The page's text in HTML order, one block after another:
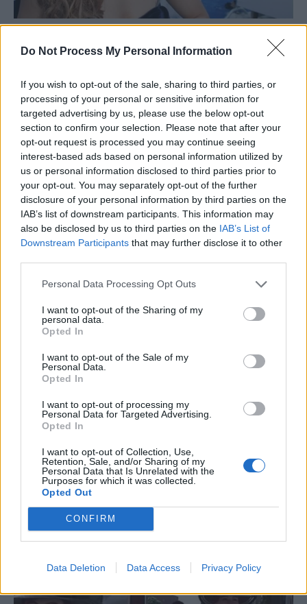
Do Not Process My Personal Information
If you wish to opt-out of the sale, sharing to third parties, or
processing of your personal or sensitive information for
targeted advertising by us, please use the below opt-out
section to confirm your selection. Please note that after your
opt-out request is processed you may continue seeing
interest-based ads based on personal information utilized by
us or personal information disclosed to third parties prior to
your opt-out. You may separately opt-out of the further
disclosure of your personal information by third parties on the
IAB’s list of downstream participants. This information may
also be disclosed by us to third parties on the IAB’s List of
Downstream Participants that may further disclose it to other
Personal Data Processing Opt Outs
I want to opt-out of the Sharing of my
personal data.
Opted In
I want to opt-out of the Sale of my
Personal Data.
Opted In
I want to opt-out of processing my
Personal Data for Targeted Advertising.
Opted In
I want to opt-out of Collection, Use,
Retention, Sale, and/or Sharing of my
Personal Data that Is Unrelated with the
Purposes for which it was collected.
Opted Out
CONFIRM
Data Deletion Data Access Privacy Policy